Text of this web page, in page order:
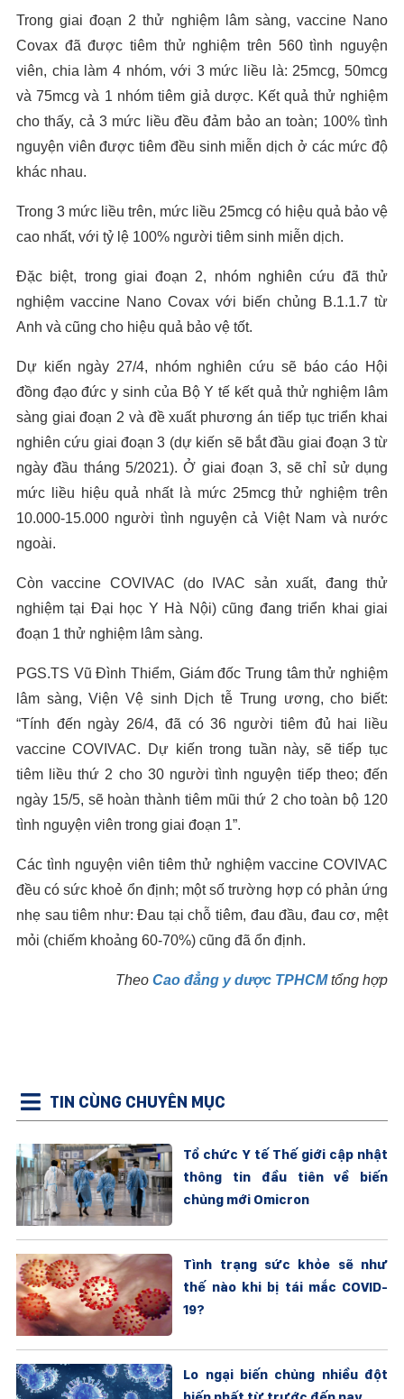
Trong giai đoạn 2 thử nghiệm lâm sàng, vaccine Nano
Covax đã được tiêm thử nghiệm trên 560 tình nguyện
viên, chia làm 4 nhóm, với 3 mức liều là: 25mcg, 50mcg
và 75mcg và 1 nhóm tiêm giả dược. Kết quả thử nghiệm
cho thấy, cả 3 mức liều đều đảm bảo an toàn; 100% tình
nguyện viên được tiêm đều sinh miễn dịch ở các mức độ
khác nhau.
Trong 3 mức liều trên, mức liều 25mcg có hiệu quả bảo vệ
cao nhất, với tỷ lệ 100% người tiêm sinh miễn dịch.
Đặc biệt, trong giai đoạn 2, nhóm nghiên cứu đã thử
nghiệm vaccine Nano Covax với biến chủng B.1.1.7 từ
Anh và cũng cho hiệu quả bảo vệ tốt.
Dự kiến ngày 27/4, nhóm nghiên cứu sẽ báo cáo Hội
đồng đạo đức y sinh của Bộ Y tế kết quả thử nghiệm lâm
sàng giai đoạn 2 và đề xuất phương án tiếp tục triển khai
nghiên cứu giai đoạn 3 (dự kiến sẽ bắt đầu giai đoạn 3 từ
ngày đầu tháng 5/2021). Ở giai đoạn 3, sẽ chỉ sử dụng
mức liều hiệu quả nhất là mức 25mcg thử nghiệm trên
10.000-15.000 người tình nguyện cả Việt Nam và nước
ngoài.
Còn vaccine COVIVAC (do IVAC sản xuất, đang thử
nghiệm tại Đại học Y Hà Nội) cũng đang triển khai giai
đoạn 1 thử nghiệm lâm sàng.
PGS.TS Vũ Đình Thiểm, Giám đốc Trung tâm thử nghiệm
lâm sàng, Viện Vệ sinh Dịch tễ Trung ương, cho biết:
“Tính đến ngày 26/4, đã có 36 người tiêm đủ hai liều
vaccine COVIVAC. Dự kiến trong tuần này, sẽ tiếp tục
tiêm liều thứ 2 cho 30 người tình nguyện tiếp theo; đến
ngày 15/5, sẽ hoàn thành tiêm mũi thứ 2 cho toàn bộ 120
tình nguyện viên trong giai đoạn 1”.
Các tình nguyện viên tiêm thử nghiệm vaccine COVIVAC
đều có sức khoẻ ổn định; một số trường hợp có phản ứng
nhẹ sau tiêm như: Đau tại chỗ tiêm, đau đầu, đau cơ, mệt
mỏi (chiếm khoảng 60-70%) cũng đã ổn định.
TheoCao đẳng y dược TPHCMtổng hợp
TIN CÙNG CHUYÊN MỤC
Tổ chức Y tế Thế giới cập nhật
thông tin đầu tiên về biến
chủng mới Omicron
Tình trạng sức khỏe sẽ như
thế nào khi bị tái mắc COVID-
19?
Lo ngại biến chủng nhiều đột